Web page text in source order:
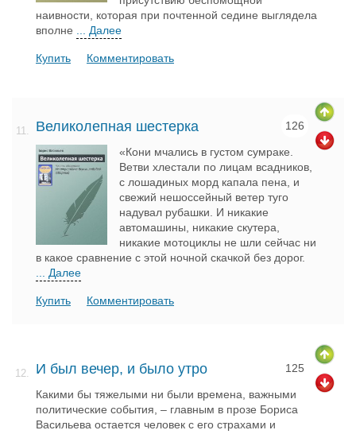
наивности, которая при почтенной седине выглядела
вполне ... Далее
Купить Комментировать
11. Великолепная шестерка 126
«Кони мчались в густом сумраке.
Ветви хлестали по лицам всадников,
с лошадиных морд капала пена, и
свежий нешоссейный ветер туго
надувал рубашки. И никакие
автомашины, никакие скутера,
никакие мотоциклы не шли сейчас ни
в какое сравнение с этой ночной скачкой без дорог.
... Далее
Купить Комментировать
12. И был вечер, и было утро 125
Какими бы тяжелыми ни были времена, важными
политические события, – главным в прозе Бориса
Васильева остается человек с его страхами и